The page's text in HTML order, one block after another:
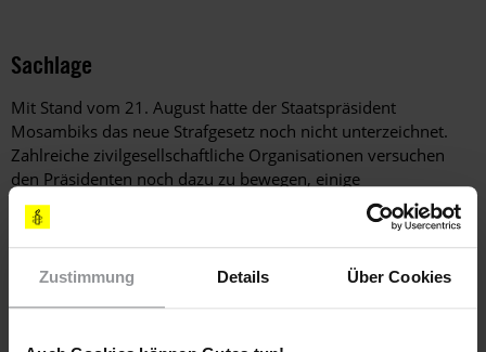
Zustimmung Details Über Cookies
Sachlage
Mit Stand vom 21. August hatte der Staatspräsident
Mosambiks das neue Strafgesetz noch nicht unterzeichnet.
Zahlreiche zivilgesellschaftliche Organisationen versuchen
den Präsidenten noch dazu zu bewegen, einige
Bestimmungen des Strafgesetzbuchs abzuändern.
Der vom Parlament verabschiedete Gesetzentwurf enthält
nicht mehr den umstrittenen Paragrafen 223. Dieser Paragraf
sah vor, dass Anklagen wegen Vergewaltigung ausgesetzt
werden, wenn die beschuldigte Person das mutmaßliche